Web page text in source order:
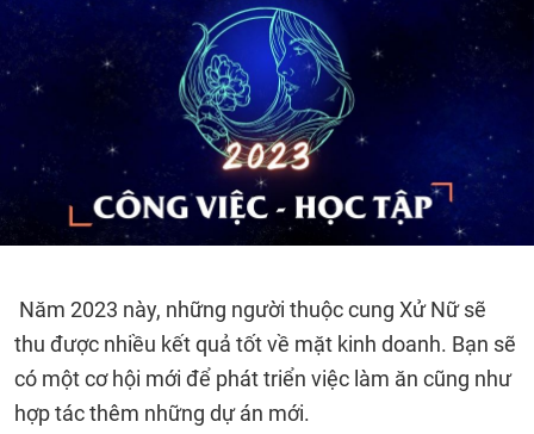
Năm 2023 này, những người thuộc cung Xử Nữ sẽ
thu được nhiều kết quả tốt về mặt kinh doanh. Bạn sẽ
có một cơ hội mới để phát triển việc làm ăn cũng như
hợp tác thêm những dự án mới.